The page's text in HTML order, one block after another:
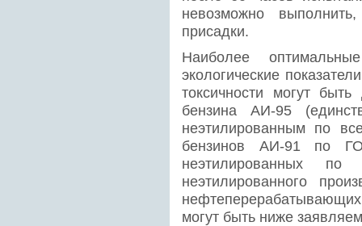
невозможно
присадки.
Наиболее
экологические
токсичности могут
бензина АИ-95
неэтилированным по
бензинов АИ-91 по
неэтилированных
неэтилированного
могут быть ниже